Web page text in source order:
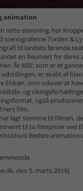
animation
rette stemning, har
scenograferne Torden &
til landets førende
en Reumert for deres
’År 805’, som er et
udstillingen, er skabt af
Elskær, som udover at
og
også
film.
lagt stemme til filmen,
til to filmpriser ved
Bedste
den 5. marts 2019]